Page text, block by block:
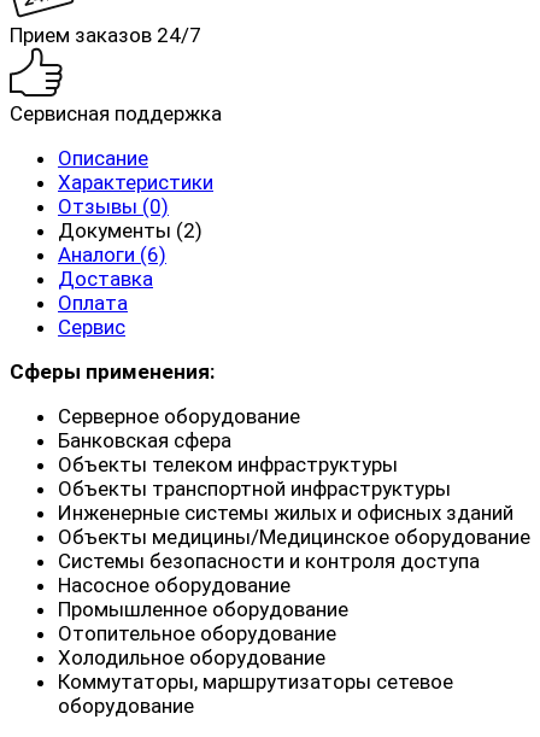
Прием заказов 24/7
Сервисная поддержка
Описание
Характеристики
Отзывы (0)
Документы (2)
Аналоги (6)
Доставка
Оплата
Сервис
Сферы применения:
Серверное оборудование
Банковская сфера
Объекты телеком инфраструктуры
Объекты транспортной инфраструктуры
Инженерные системы жилых и офисных зданий
Объекты медицины/Медицинское оборудование
Системы безопасности и контроля доступа
Насосное оборудование
Промышленное оборудование
Отопительное оборудование
Холодильное оборудование
Коммутаторы, маршрутизаторы сетевое
оборудование